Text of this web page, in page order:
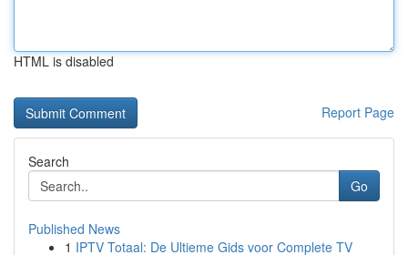
HTML is disabled
Report Page
Search
Go
Published News
1 IPTV Totaal: De Ultieme Gids voor Complete TV